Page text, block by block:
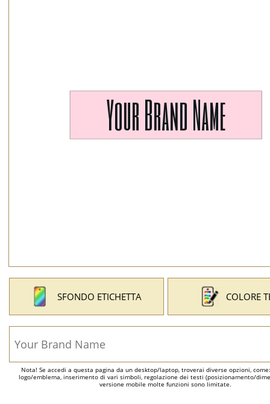
SFONDO ETICHETTA COLORE
Nota! Se accedi a questa pagina da un desktop/laptop, troverai diverse opzioni,
logo/emblema, inserimento di vari simboli, regolazione dei testi (posizionamento/
versione mobile molte funzioni sono limitate.